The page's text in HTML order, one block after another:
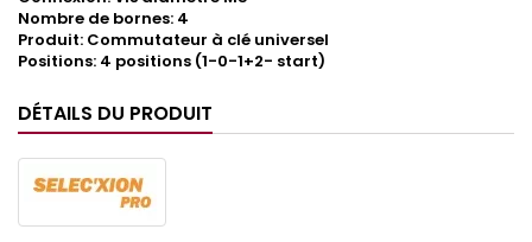
Nombre de bornes: 4
Produit: Commutateur à clé universel
Positions: 4 positions (1-0-1+2- start)
DÉTAILS DU PRODUIT